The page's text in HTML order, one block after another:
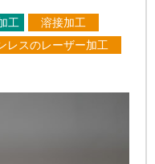
工
溶接加工
レスのレーザー加工